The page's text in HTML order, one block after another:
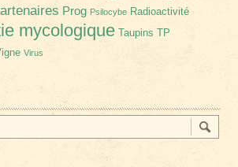
Prog Psilocybe Radioactivité
mycologique Taupins TP
Virus